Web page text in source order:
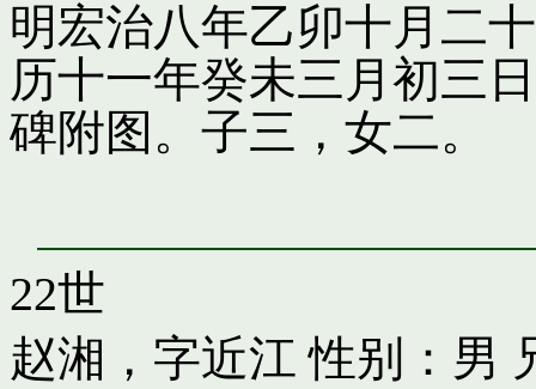
明宏治八年乙卯十月二
历十一年癸未三月初三
碑附图。子三，女二。
22世
赵湘，字近江 性别：男